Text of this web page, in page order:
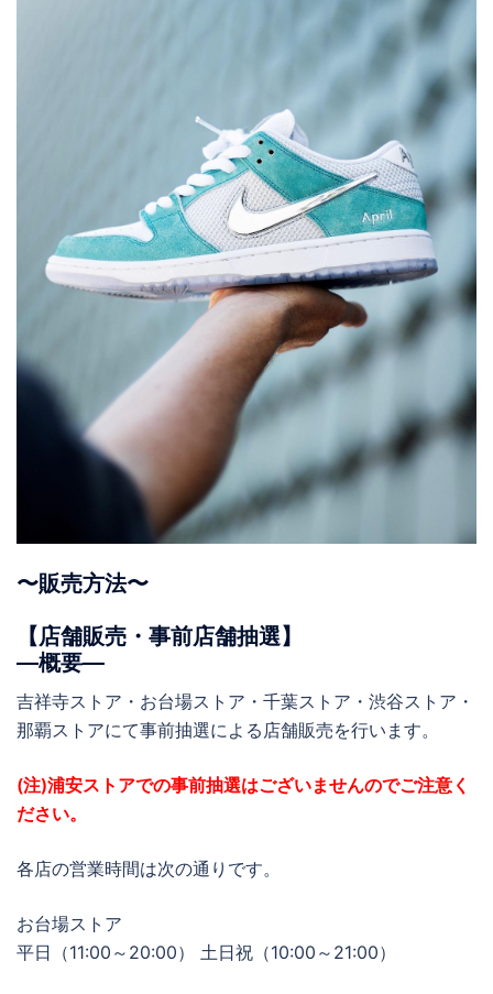
〜販売方法〜
【店舗販売・事前店舗抽選】
―概要―
吉祥寺ストア・お台場ストア・千葉ストア・渋谷ストア・
那覇ストアにて事前抽選による店舗販売を行います。
(注)浦安ストアでの事前抽選はございませんのでご注意く
ださい。
各店の営業時間は次の通りです。
お台場ストア
平日（11:00～20:00） 土日祝（10:00～21:00）